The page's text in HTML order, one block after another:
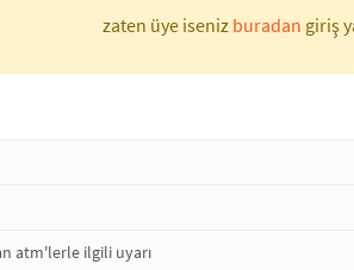
zaten üye iseniz buradan giriş
atm'lerle ilgili uyarı